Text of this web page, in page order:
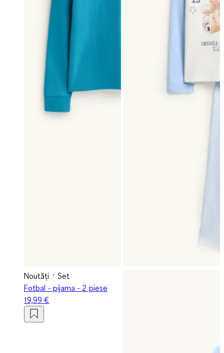
Noutăți
Set
Fotbal - pijama - 2 piese
19,99 €